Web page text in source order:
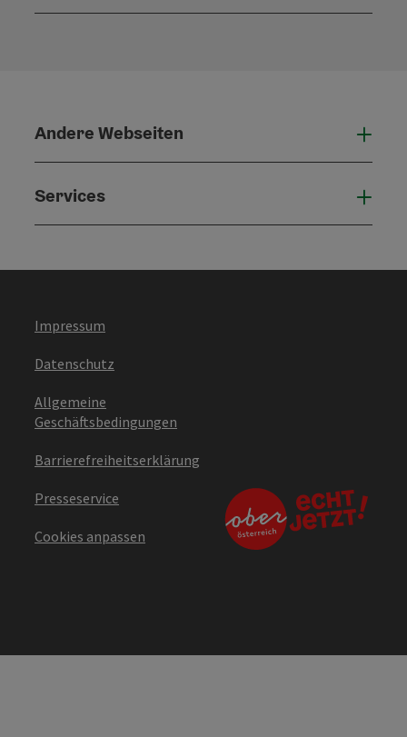
Andere Webseiten
Services
Impressum
Datenschutz
Allgemeine
Geschäftsbedingungen
Barrierefreiheitserklärung
Presseservice
Cookies anpassen